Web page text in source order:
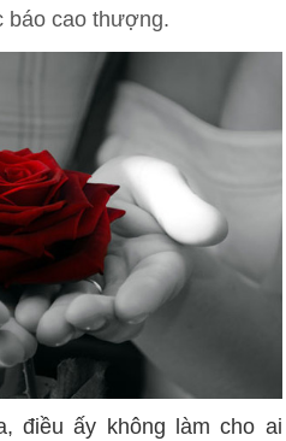
báo cao thượng.
điều ấy không làm cho ai